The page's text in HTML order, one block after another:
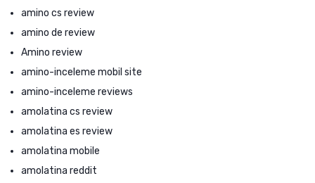
amino cs review
amino de review
Amino review
amino-inceleme mobil site
amino-inceleme reviews
amolatina cs review
amolatina es review
amolatina mobile
amolatina reddit